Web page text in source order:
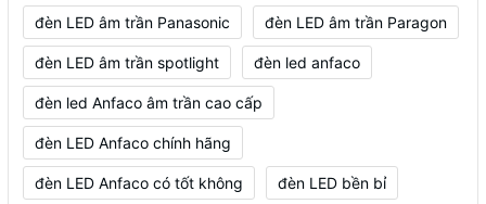
đèn LED âm trần Panasonic đèn LED âm trần Paragon
đèn LED âm trần spotlight đèn led anfaco
đèn led Anfaco âm trần cao cấp
đèn LED Anfaco chính hãng
đèn LED Anfaco có tốt không đèn LED bền bỉ